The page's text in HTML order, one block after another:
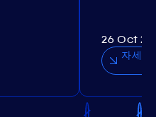
26 Oct
자세히